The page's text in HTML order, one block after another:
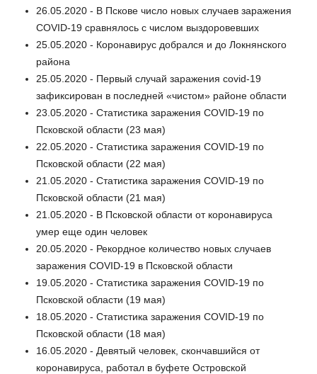
26.05.2020 - В Пскове число новых случаев заражения
COVID-19 сравнялось с числом выздоровевших
25.05.2020 - Коронавирус добрался и до Локнянского
района
25.05.2020 - Первый случай заражения covid-19
зафиксирован в последней «чистом» районе области
23.05.2020 - Статистика заражения COVID-19 по
Псковской области (23 мая)
22.05.2020 - Статистика заражения COVID-19 по
Псковской области (22 мая)
21.05.2020 - Статистика заражения COVID-19 по
Псковской области (21 мая)
21.05.2020 - В Псковской области от коронавируса
умер еще один человек
20.05.2020 - Рекордное количество новых случаев
заражения COVID-19 в Псковской области
19.05.2020 - Статистика заражения COVID-19 по
Псковской области (19 мая)
18.05.2020 - Статистика заражения COVID-19 по
Псковской области (18 мая)
16.05.2020 - Девятый человек, скончавшийся от
коронавируса, работал в буфете Островской